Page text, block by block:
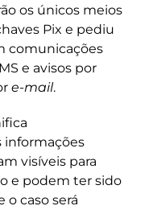
os únicos meios
Pix e pediu
comunicações
e avisos por
e-mail.
informações
visíveis para
e podem ter sido
o caso será